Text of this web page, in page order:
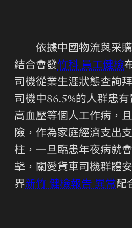
依據中國物流與采購
結合會發竹科 員工健檢
司機從業生涯狀態查詢
司機中86.5%的人群患有
高血壓等個人工作病，
險，作為家庭經濟支出支
柱，一旦臨患年夜病就
擊，關愛貨車司機群體
界新竹 健檢報告 異常配